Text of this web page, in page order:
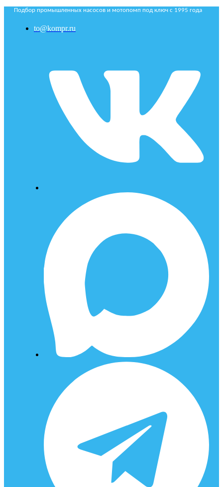
Подбор промышленных насосов и мотопомп под ключ с 1995 года
to@kompr.ru